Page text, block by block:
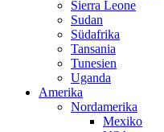
Sierra Leone
Sudan
Südafrika
Tansania
Tunesien
Uganda
Amerika
Nordamerika
Mexiko